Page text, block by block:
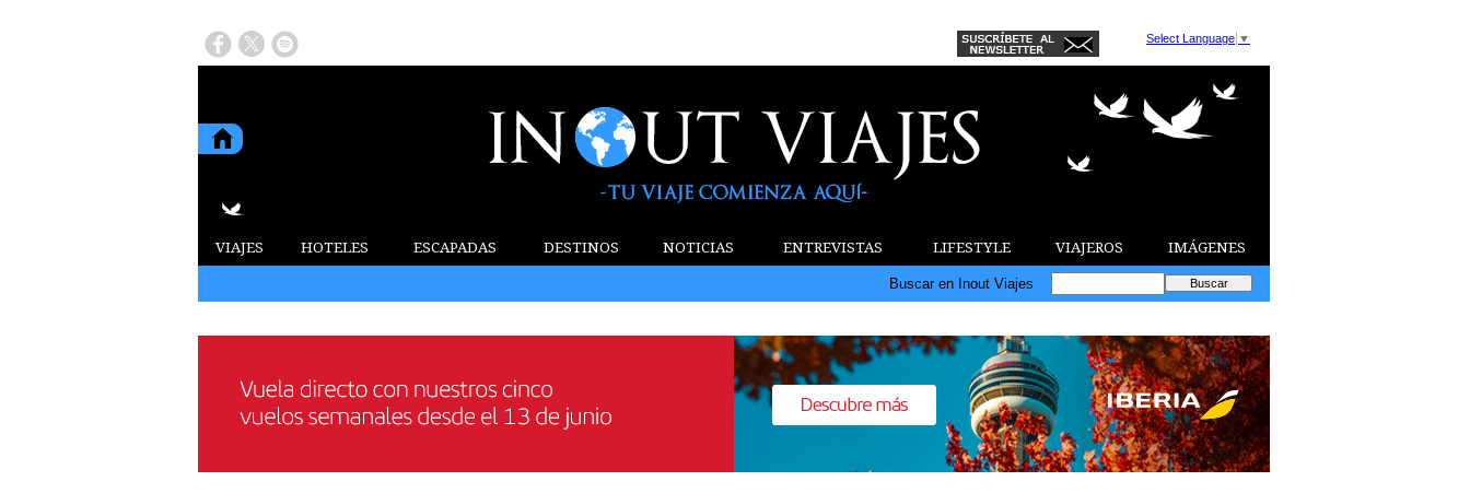
Select Language ▼
VIAJES HOTELES ESCAPADAS DESTINOS NOTICIAS ENTREVISTAS LIFESTYLE VIAJEROS IMÁGENES
Buscar en Inout Viajes